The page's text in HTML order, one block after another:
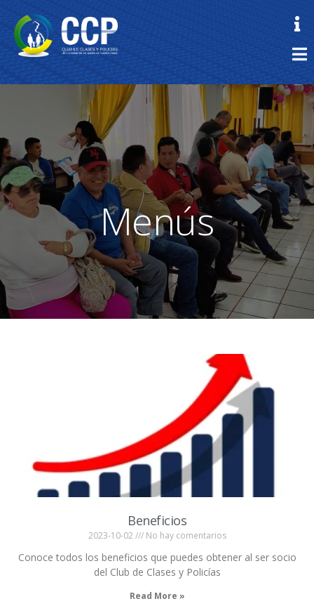
Menús
Beneficios
2023-10-02 No hay comentarios
Conoce todos los beneficios que puedes obtener al ser socio
del Club de Clases y Policías
Read More »